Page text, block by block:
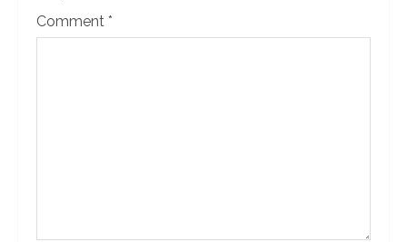
Comment *